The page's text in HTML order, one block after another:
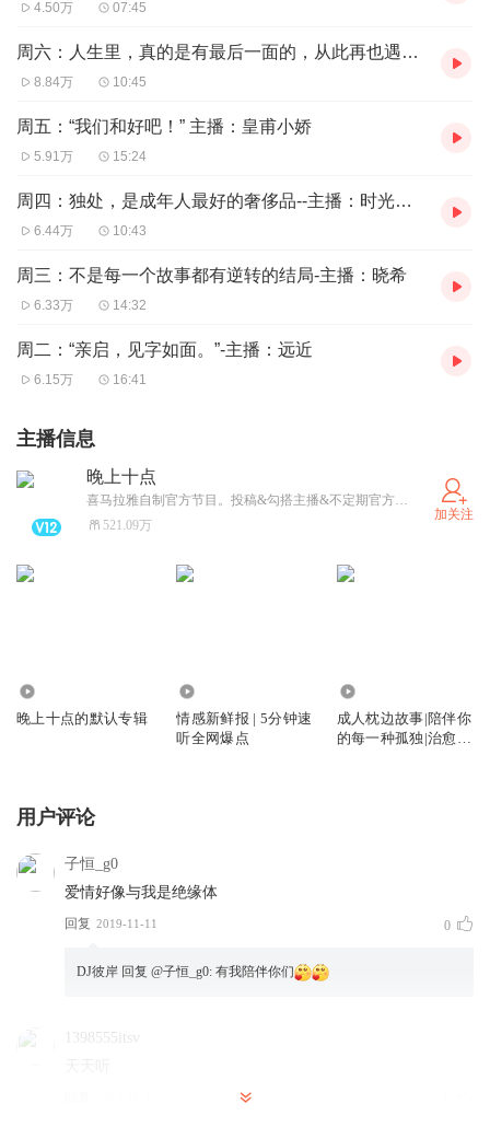
4.50万 07:45
周六：人生里，真的是有最后一面的，从此再也遇不上 主播：小默
8.84万 10:45
周五：“我们和好吧！” 主播：皇甫小娇
5.91万 15:24
周四：独处，是成年人最好的奢侈品--主播：时光煮雨
6.44万 10:43
周三：不是每一个故事都有逆转的结局-主播：晓希
6.33万 14:32
周二：“亲启，见字如面。”-主播：远近
6.15万 16:41
主播信息
晚上十点
喜马拉雅自制官方节目。投稿&勾搭主播&不定期官方福利&收听最新情感内容 ，请添加情感官方（vx）id：xmly522
521.09万
加关注
晚上十点的默认专辑
情感新鲜报 | 5分钟速
听全网爆点
成人枕边故事|陪伴你
的每一种孤独|治愈哄
用户评论
子恒_g0
爱情好像与我是绝缘体
回复 2019-11-11 0
DJ彼岸 回复 @子恒_g0: 有我陪伴你们
1398555itsv